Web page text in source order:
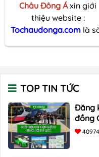
Châu Đông Áxin giới
thiệu website :
Tochaudonga.comlà
TOP TIN TỨC
Đăng
đồng
Minh
40974